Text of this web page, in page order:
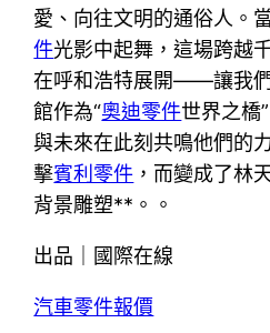
愛、向往文明的通俗人。
件光影中起舞，這場跨越
在呼和浩特展開——讓我
館作為“奧迪零件世界之橋
與未來在此刻共鳴他們的
擊賓利零件 ，而變成了林
背景雕塑**。。
出品｜國際在線
汽車零件報價